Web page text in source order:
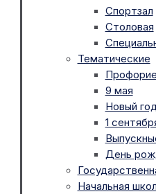
Спортзал
Столовая
Тематические
9 мая
Новый год
1
День
Начальная